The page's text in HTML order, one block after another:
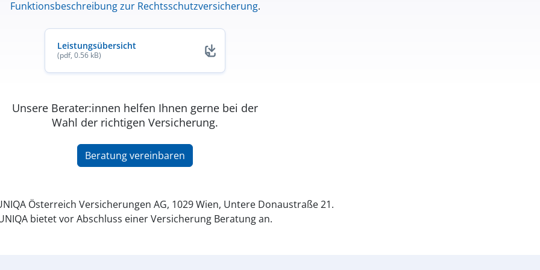
Funktionsbeschreibung zur Rechtsschutzversicherung.
Leistungsübersicht
(pdf, 0.56 kB)
Unsere Berater:innen helfen Ihnen gerne bei der
Wahl der richtigen Versicherung.
Beratung vereinbaren
Österreich Versicherungen AG, 1029 Wien, Untere Donaustraße 21.
bietet vor Abschluss einer Versicherung Beratung an.